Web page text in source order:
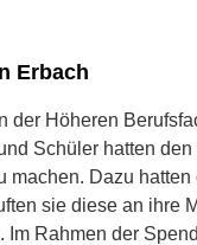
Erbach
der Höheren
Schüler hatten
machen. Dazu
sie diese an ihre
Im Rahmen der